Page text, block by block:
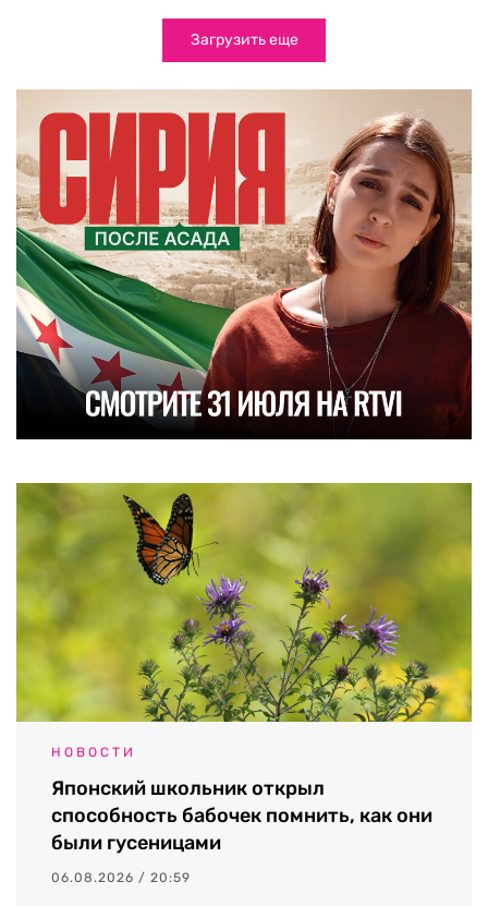
Загрузить еще
НОВОСТИ
Японский школьник открыл
способность бабочек помнить, как они
были гусеницами
06.08.2026 / 20:59